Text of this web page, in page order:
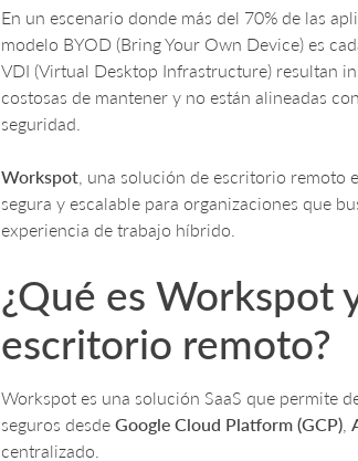
En un escenario donde más del 70% de las
modelo BYOD (Bring Your Own Device) es
VDI (Virtual Desktop Infrastructure) resultan
costosas de mantener y no están alineadas
seguridad.
Workspot, una solución de escritorio remoto
segura y escalable para organizaciones que
experiencia de trabajo híbrido.
¿Qué es Workspot
escritorio remoto?
Workspot es una solución SaaS que permite
seguros desdeGoogle Cloud Platform (GCP),
centralizado.